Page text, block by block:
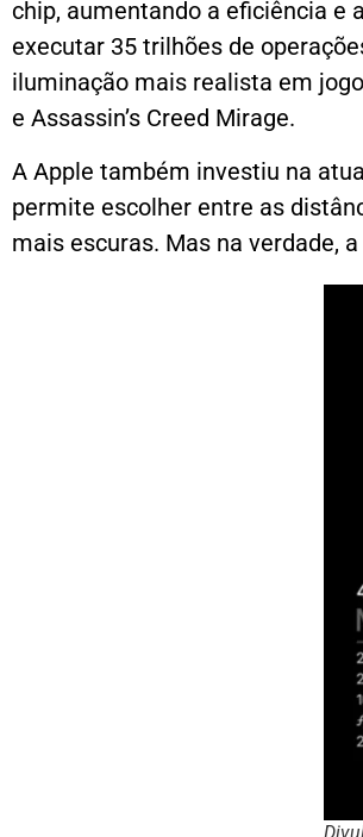
chip, aumentando a eficiência e
executar 35 trilhões de
iluminação mais realista em
e Assassin’s Creed Mirage.
A Apple também investiu na
permite escolher entre as
mais escuras. Mas na verdade,